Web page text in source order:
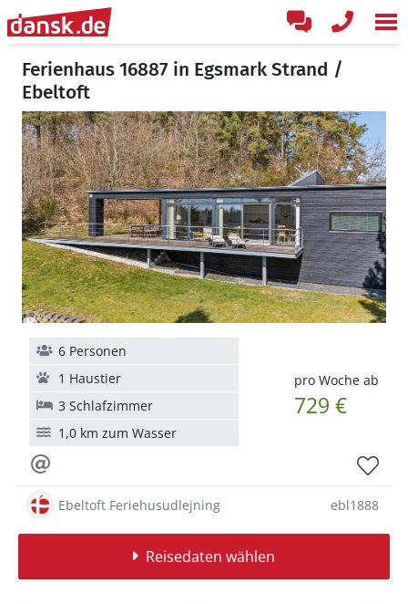
Ferienhaus 16887 in Egsmark Strand /
Ebeltoft
pro Woche ab
729 €
6 Personen
1 Haustier
3 Schlafzimmer
1,0 km zum Wasser
Ebeltoft Feriehusudlejning ebl1888
Reisedaten wählen